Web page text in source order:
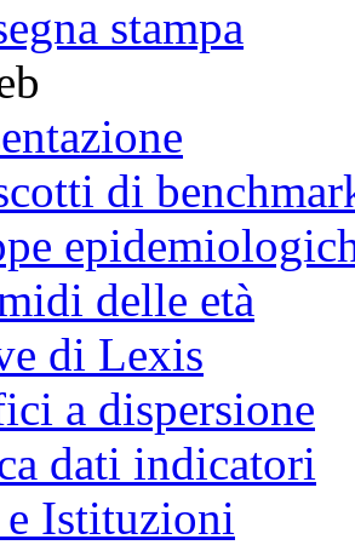
stampa
di
delle età
di Lexis
a dispersione
dati indicatori
Istituzioni